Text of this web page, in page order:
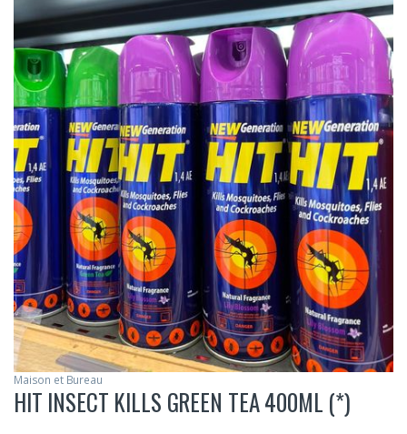
Maison et Bureau
HIT INSECT KILLS GREEN TEA 400ML (*)